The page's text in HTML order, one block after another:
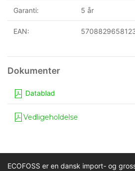
Garanti: 5 år
EAN:
Datablad
Vedligeholdelse
ECOFOSS er en dansk import- og